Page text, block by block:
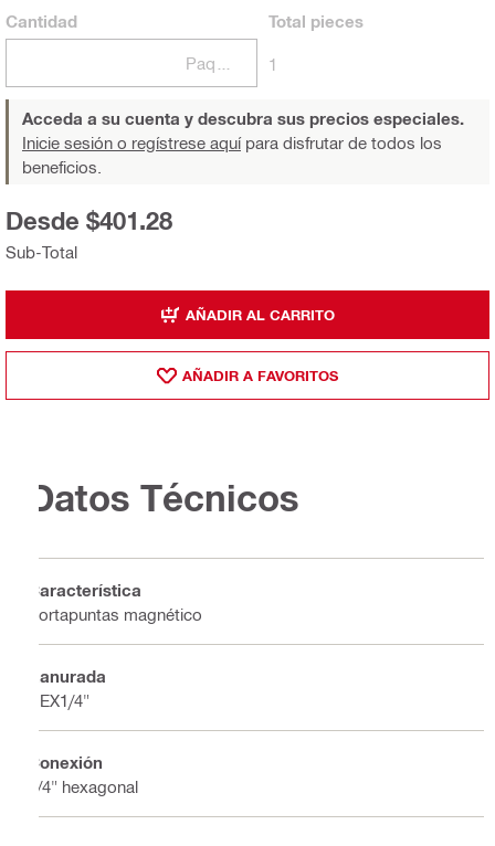
Cantidad Total pieces
1
Acceda a su cuenta y descubra sus precios especiales.
Inicie sesión o regístrese aquípara disfrutar de todos los
beneficios.
Sub-Total
Desde $401.28
AÑADIR AL CARRITO
AÑADIR A FAVORITOS
Datos Técnicos
Característica
Portapuntas magnético
Ranurada
HEX1/4"
Conexión
1/4" hexagonal